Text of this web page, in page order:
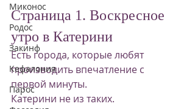
Миконос
Родос
Закинф
Кефалония
Парос
Страница 1. Воскресное
утро в Катерини
Есть города, которые любят
производить впечатление с
первой минуты.
Катерини не из таких.